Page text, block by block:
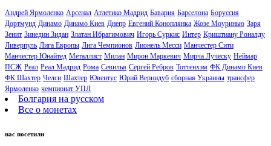
Андрей Ярмоленко Арсенал Атлетико Мадрид Бавария Барселона Боруссия
Дортмунд Динамо Динамо Киев Днепр Евгений Коноплянка Жозе Моуринью Заря
Зенит Зинедин Зидан Златан Ибрагимович Игорь Суркис Интер Криштиану Роналду
Ливерпуль Лига Европы Лига Чемпионов Лионель Месси Манчестер Сити
Манчестер Юнайтед Металлист Милан Мирон Маркевич Мирча Луческу Неймар
ПСЖ Реал Реал Мадрид Рома Севилья Сергей Ребров Тоттенхэм ФК Динамо Киев
ФК Шахтер Челси Шахтер Ювентус Юрий Вернидуб сборная Украины трансфер
Ярмоленко чемпионат УПЛ
Болгария на русском
Все о монетах
нас посетили